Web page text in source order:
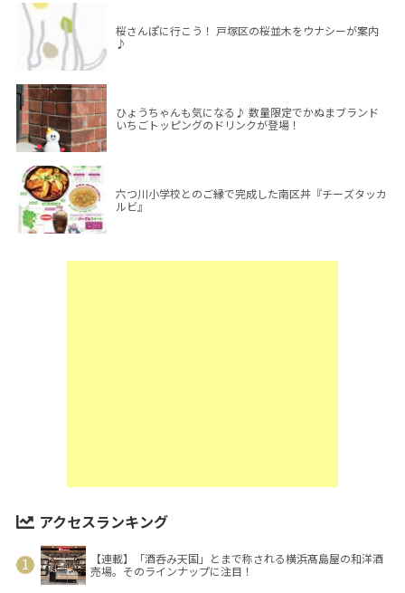
桜さんぽに行こう！ 戸塚区の桜並木をウナシーが案内
♪
ひょうちゃんも気になる♪ 数量限定でかぬまブランド
いちごトッピングのドリンクが登場！
六つ川小学校とのご縁で完成した南区丼『チーズタッカ
ルビ』
アクセスランキング
【連載】「酒呑み天国」とまで称される横浜髙島屋の和洋酒
売場。そのラインナップに注目！